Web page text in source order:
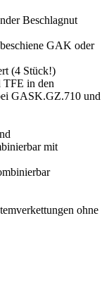
Beschlagnut
GAK oder
(4 Stück!)
TFE in den
GASK.GZ.710 und
mit
ohne